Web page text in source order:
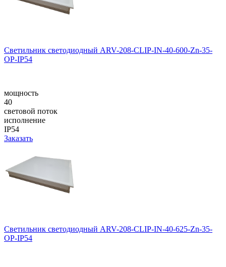
Светильник светодиодный ARV-208-CLIP-IN-40-600-Zn-35-
OP-IP54
мощность
40
световой поток
исполнение
IP54
Заказать
Светильник светодиодный ARV-208-CLIP-IN-40-625-Zn-35-
OP-IP54